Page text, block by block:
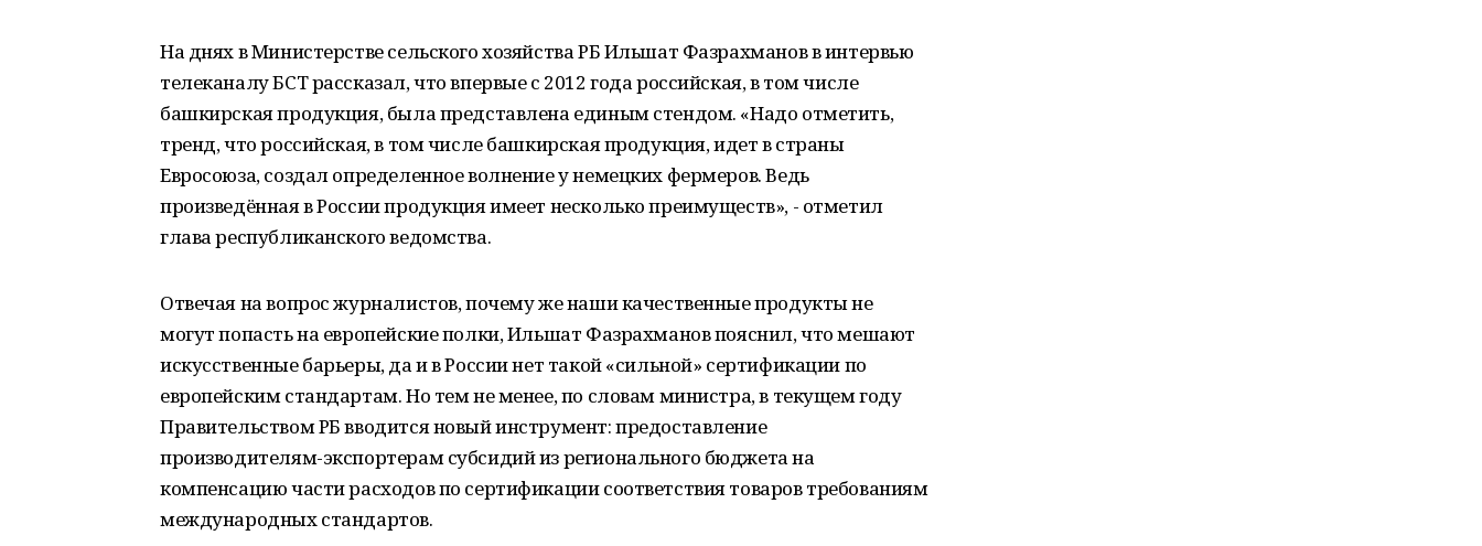
На днях в Министерстве сельского хозяйства РБ Ильшат Фазрахманов в интервью
телеканалу БСТ рассказал, что впервые с 2012 года российская, в том числе
башкирская продукция, была представлена единым стендом. «Надо отметить,
тренд, что российская, в том числе башкирская продукция, идет в страны
Евросоюза, создал определенное волнение у немецких фермеров. Ведь
произведённая в России продукция имеет несколько преимуществ», - отметил
глава республиканского ведомства.
Отвечая на вопрос журналистов, почему же наши качественные продукты не
могут попасть на европейские полки, Ильшат Фазрахманов пояснил, что мешают
искусственные барьеры, да и в России нет такой «сильной» сертификации по
европейским стандартам. Но тем не менее, по словам министра, в текущем году
Правительством РБ вводится новый инструмент: предоставление
производителям-экспортерам субсидий из регионального бюджета на
компенсацию части расходов по сертификации соответствия товаров требованиям
международных стандартов.